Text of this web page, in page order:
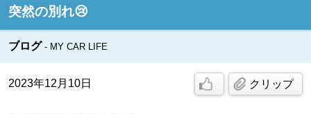
突然の別れ😢
ブログ MY CAR LIFE
2023年12月10日 クリップ